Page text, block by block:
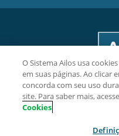
Viacredi Cooperativa de
O Sistema Ailos usa
em suas páginas. Ao clicar
concorda com seu uso
site. Para saber mais,
Cookies